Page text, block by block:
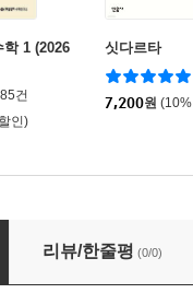
1 (2026
건
인)
싯다르타
7,200원
수학 5-2 (2026년)
리뷰/한줄평 (0/0)